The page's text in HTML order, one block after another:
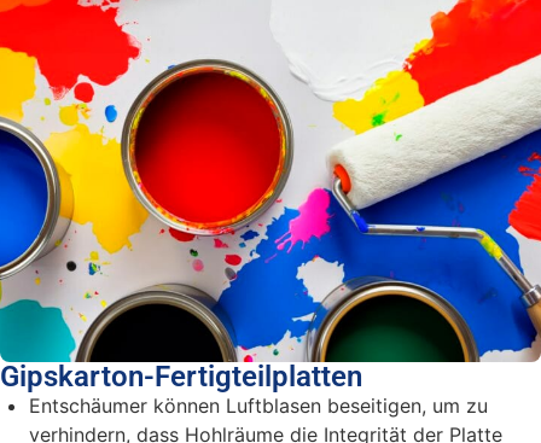
Gipskarton-Fertigteilplatten
Entschäumer können Luftblasen beseitigen, um zu
verhindern, dass Hohlräume die Integrität der Platte